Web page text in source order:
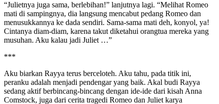
“Julietnya juga sama, berlebihan!” lanjutnya lagi. “Melihat Romeo
mati di sampingnya, dia langsung mencabut pedang Romeo dan
menusukkannya ke dada sendiri. Sama-sama mati deh, konyol, ya!
Cintanya diam-diam, karena takut diketahui orangtua mereka yang
musuhan. Aku kalau jadi Juliet …”
***
Aku biarkan Rayya terus berceloteh. Aku tahu, pada titik ini,
peranku adalah menjadi pendengar yang baik. Akal budi Rayya
sedang aktif berbincang-bincang dengan ide-ide dari kisah Anna
Comstock, juga dari cerita tragedi Romeo dan Juliet karya